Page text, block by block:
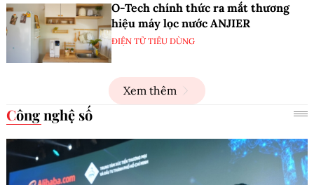
O-Tech chính thức ra mắt thương
hiệu máy lọc nước ANJIER
ĐIỆN TỬ TIÊU DÙNG
Xem thêm
Công nghệ số